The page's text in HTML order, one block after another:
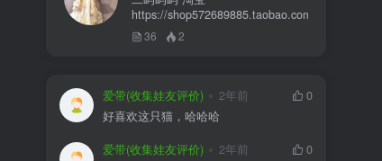
https://shop572689885.taobao.com
36 2
爱带(收集娃友评价) 2年前
0
好喜欢这只猫，哈哈哈
爱带(收集娃友评价) 2年前
0